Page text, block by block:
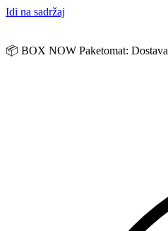
Idi na sadržaj
📦 BOX NOW Paketomat: